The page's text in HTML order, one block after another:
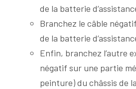
de la batterie
Branchez le câble
de la batterie
Enfin, branchez l’autre
négatif sur une partie
peinture) du châssis de